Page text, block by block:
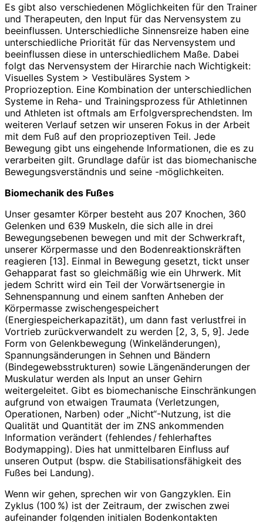
Es gibt also verschiedenen Möglichkeiten für den Trainer
und Therapeuten, den Input für das Nervensystem zu
beeinflussen. Unterschiedliche Sinnensreize haben eine
unterschiedliche Priorität für das Nervensystem und
beeinflussen diese in unterschiedlichem Maße. Dabei
folgt das Nervensystem der Hirarchie nach Wichtigkeit:
Visuelles System > Vestibuläres System >
Propriozeption. Eine Kombination der unterschiedlichen
Systeme in Reha- und Trainingsprozess für Athletinnen
und Athleten ist oftmals am Erfolgversprechendsten. Im
weiteren Verlauf setzen wir unseren Fokus in der Arbeit
mit dem Fuß auf den propriozeptiven Teil. Jede
Bewegung gibt uns eingehende Informationen, die es zu
verarbeiten gilt. Grundlage dafür ist das biomechanische
Bewegungsverständnis und seine -möglichkeiten.
Biomechanik des Fußes
Unser gesamter Körper besteht aus 207 Knochen, 360
Gelenken und 639 Muskeln, die sich alle in drei
Bewegungsebenen bewegen und mit der Schwerkraft,
unserer Körpermasse und den Bodenreaktionskräften
reagieren [13]. Einmal in Bewegung gesetzt, tickt unser
Gehapparat fast so gleichmäßig wie ein Uhrwerk. Mit
jedem Schritt wird ein Teil der Vorwärtsenergie in
Sehnenspannung und einem sanften Anheben der
Körpermasse zwischengespeichert
(Energiespeicherkapazität), um dann fast verlustfrei in
Vortrieb zurückverwandelt zu werden [2, 3, 5, 9]. Jede
Form von Gelenkbewegung (Winkeländerungen),
Spannungsänderungen in Sehnen und Bändern
(Bindegewebsstrukturen) sowie Längenänderungen der
Muskulatur werden als Input an unser Gehirn
weitergeleitet. Gibt es biomechanische Einschränkungen
aufgrund von etwaigen Traumata (Verletzungen,
Operationen, Narben) oder „Nicht“-Nutzung, ist die
Qualität und Quantität der im ZNS ankommenden
Information verändert (fehlendes / fehlerhaftes
Bodymapping). Dies hat unmittelbaren Einfluss auf
unseren Output (bspw. die Stabilisationsfähigkeit des
Fußes bei Landung).
Wenn wir gehen, sprechen wir von Gangzyklen. Ein
Zyklus (100 %) ist der Zeitraum, der zwischen zwei
aufeinander folgenden initialen Bodenkontakten